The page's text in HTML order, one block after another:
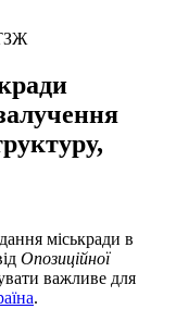
міськради в
Опозиційної
важливе для
.